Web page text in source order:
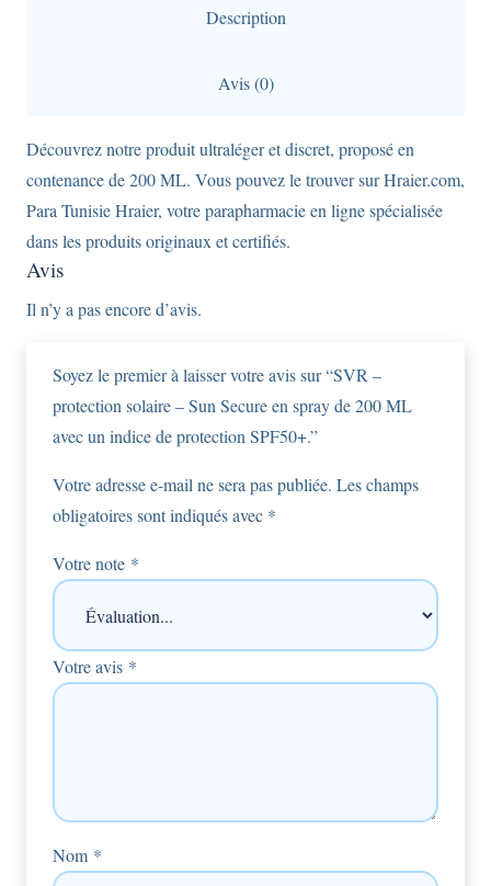
de
200
ML
avec
un
indice
protection
SPF50+.
Description
Avis (0)
Découvrez notre produit ultraléger et discret, proposé en
contenance de 200 ML. Vous pouvez le trouver sur Hraier.com,
Para Tunisie Hraier, votre parapharmacie en ligne spécialisée
dans les produits originaux et certifiés.
Avis
Il n’y a pas encore d’avis.
Soyez le premier à laisser votre avis sur “SVR –
protection solaire – Sun Secure en spray de 200 ML
avec un indice de protection SPF50+.”
Votre adresse e-mail ne sera pas publiée. Les champs
obligatoires sont indiqués avec *
Votre note *
Votre avis *
Nom *